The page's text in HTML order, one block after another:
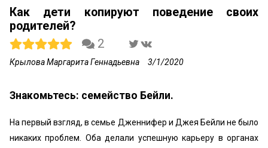
Как дети копируют поведение своих
родителей?
2
Крылова Маргарита Геннадьевна 3/1/2020
Знакомьтесь: семейство Бейли.
На первый взгляд, в семье Дженнифер и Джея Бейли не было
никаких проблем. Оба делали успешную карьеру в органах